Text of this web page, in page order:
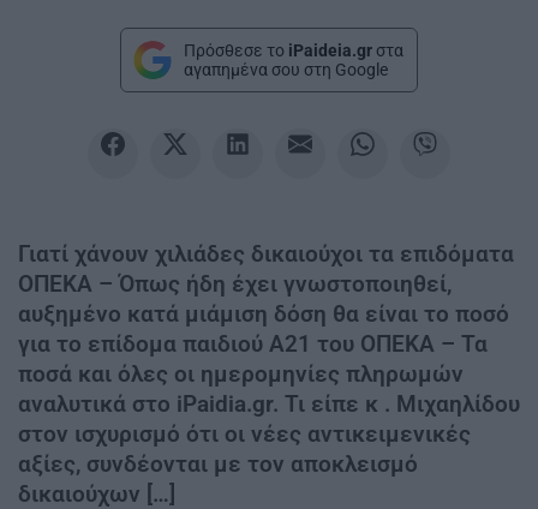
Πρόσθεσε το iPaideia.gr στα
αγαπημένα σου στη Google
Γιατί χάνουν χιλιάδες δικαιούχοι τα επιδόματα
ΟΠΕΚΑ – Όπως ήδη έχει γνωστοποιηθεί,
αυξημένο κατά μιάμιση δόση θα είναι το ποσό
για το επίδομα παιδιού Α21 του ΟΠΕΚΑ – Τα
ποσά και όλες οι ημερομηνίες πληρωμών
αναλυτικά στο iPaidia.gr. Τι είπε κ . Μιχαηλίδου
στον ισχυρισμό ότι οι νέες αντικειμενικές
αξίες, συνδέονται με τον αποκλεισμό
δικαιούχων […]